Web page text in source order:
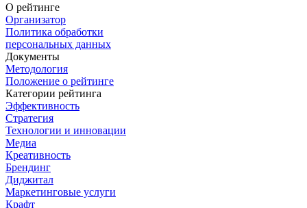
О рейтинге
Организатор
Политика обработки
персональных данных
Документы
Методология
Положение о рейтинге
Категории рейтинга
Эффективность
Стратегия
Технологии и инновации
Медиа
Креативность
Брендинг
Диджитал
Маркетинговые услуги
Крафт